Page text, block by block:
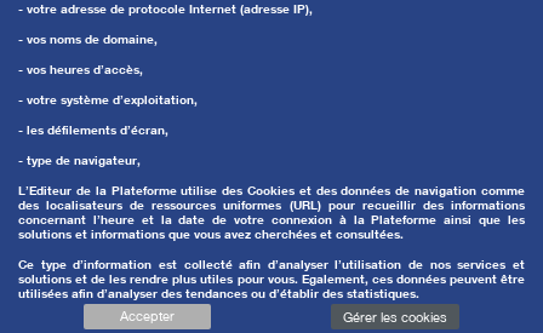
- votre adresse de protocole Internet (adresse IP),
- vos noms de domaine,
- vos heures d’accès,
- votre système d’exploitation,
- les défilements d’écran,
- type de navigateur,
L’Editeur de la Plateforme utilise des Cookies et des données de navigation comme
des localisateurs de ressources uniformes (URL) pour recueillir des informations
concernant l’heure et la date de votre connexion à la Plateforme ainsi que les
solutions et informations que vous avez cherchées et consultées.
Ce type d’information est collecté afin d’analyser l’utilisation de nos services et
solutions et de les rendre plus utiles pour vous. Egalement, ces données peuvent être
utilisées afin d’analyser des tendances ou d’établir des statistiques.
Accepter Gérer les cookies